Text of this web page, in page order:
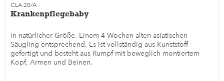
CLA 20/A
Krankenpflegebaby
in natürlicher Größe. Einem 4 Wochen alten asiatischen
Säugling entsprechend. Es ist vollständig aus Kunststoff
gefertigt und besteht aus Rumpf mit beweglich montiertem
Kopf, Armen und Beinen.